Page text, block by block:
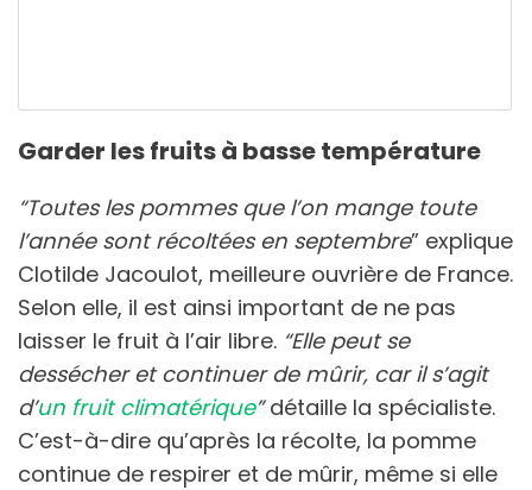
Garder les fruits à basse température
“Toutes les pommes que l’on mange toute
l’année sont récoltées en septembre” explique
Clotilde Jacoulot, meilleure ouvrière de France.
Selon elle, il est ainsi important de ne pas
laisser le fruit à l’air libre. “Elle peut se
dessécher et continuer de mûrir, car il s’agit
d’un fruit climatérique”détaille la spécialiste.
C’est-à-dire qu’après la récolte, la pomme
continue de respirer et de mûrir, même si elle